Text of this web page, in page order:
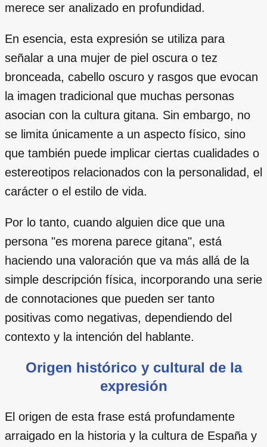
merece ser analizado en profundidad.
En esencia, esta expresión se utiliza para
señalar a una mujer de piel oscura o tez
bronceada, cabello oscuro y rasgos que evocan
la imagen tradicional que muchas personas
asocian con la cultura gitana. Sin embargo, no
se limita únicamente a un aspecto físico, sino
que también puede implicar ciertas cualidades o
estereotipos relacionados con la personalidad, el
carácter o el estilo de vida.
Por lo tanto, cuando alguien dice que una
persona "es morena parece gitana", está
haciendo una valoración que va más allá de la
simple descripción física, incorporando una serie
de connotaciones que pueden ser tanto
positivas como negativas, dependiendo del
contexto y la intención del hablante.
Origen histórico y cultural de la
expresión
El origen de esta frase está profundamente
arraigado en la historia y la cultura de España y